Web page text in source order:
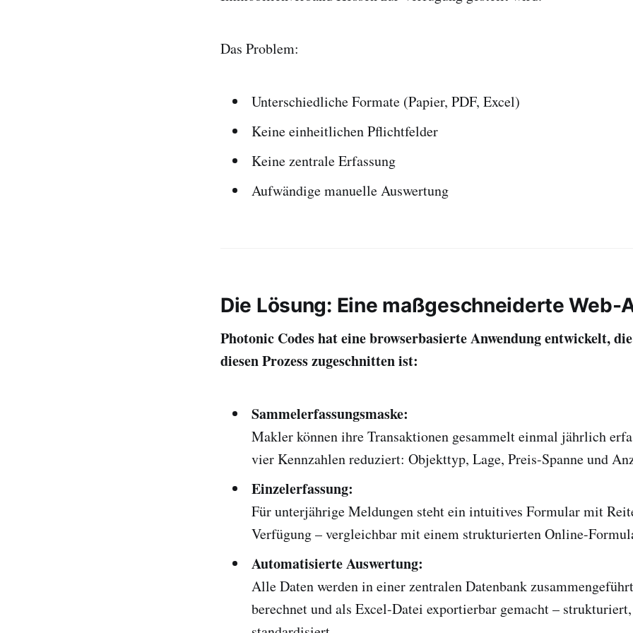
Das Problem:
Unterschiedliche Formate (Papier, PDF, Excel)
Keine einheitlichen Pflichtfelder
Keine zentrale Erfassung
Aufwändige manuelle Auswertung
Die Lösung: Eine maßgeschneiderte Web-
Photonic Codes hat eine browserbasierte Anwendung entwickelt,
diesen Prozess zugeschnitten ist:
Sammelerfassungsmaske:
Makler können ihre Transaktionen gesammelt einmal jährlich
vier Kennzahlen reduziert: Objekttyp, Lage, Preis-Spanne und
Einzelerfassung:
Für unterjährige Meldungen steht ein intuitives Formular mit
Verfügung – vergleichbar mit einem strukturierten Online-
Automatisierte Auswertung:
Alle Daten werden in einer zentralen Datenbank
berechnet und als Excel-Datei exportierbar gemacht –